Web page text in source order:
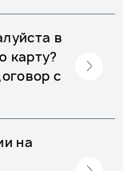
в
карту?
с
на